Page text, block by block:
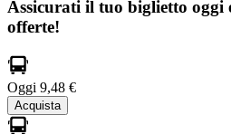
Assicurati il ​​tuo biglietto oggi
offerte!
Oggi 9,48 €
Acquista